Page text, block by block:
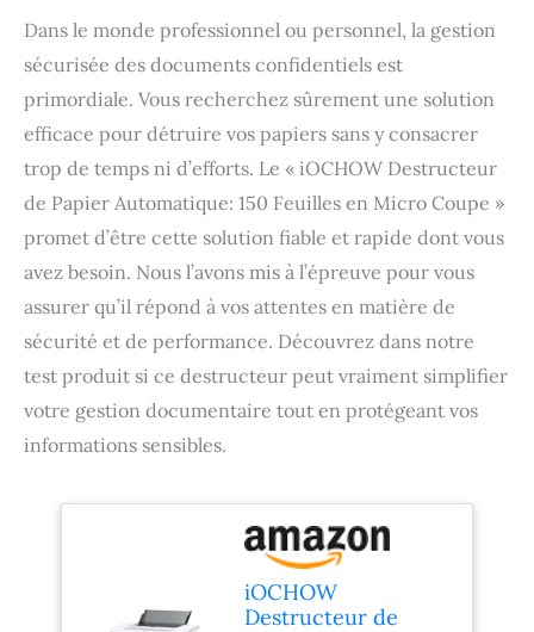
Dans le monde professionnel ou personnel, la gestion
sécurisée des documents confidentiels est
primordiale. Vous recherchez sûrement une solution
efficace pour détruire vos papiers sans y consacrer
trop de temps ni d’efforts. Le « iOCHOW Destructeur
de Papier Automatique: 150 Feuilles en Micro Coupe »
promet d’être cette solution fiable et rapide dont vous
avez besoin. Nous l’avons mis à l’épreuve pour vous
assurer qu’il répond à vos attentes en matière de
sécurité et de performance. Découvrez dans notre
test produit si ce destructeur peut vraiment simplifier
votre gestion documentaire tout en protégeant vos
informations sensibles.
iOCHOW
Destructeur de